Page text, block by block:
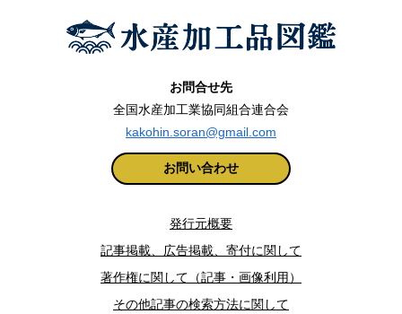
お問合せ先
全国水産加工業協同組合連合会
kakohin.soran@gmail.com
お問い合わせ
発行元概要
記事掲載、広告掲載、寄付に関して
著作権に関して（記事・画像利用）
その他記事の検索方法に関して